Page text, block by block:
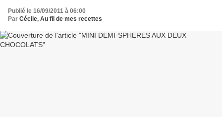
Publié le 16/09/2011 à 06:00
Par Cécile, Au fil de mes recettes